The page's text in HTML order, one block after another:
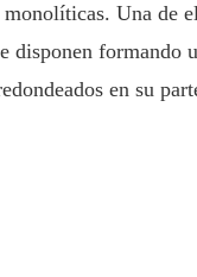
Una de
disponen
en su